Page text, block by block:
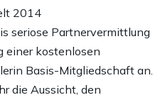
seriose Partnervermittlung
einer kostenlosen
Basis-Mitgliedschaft an.
die Aussicht, den